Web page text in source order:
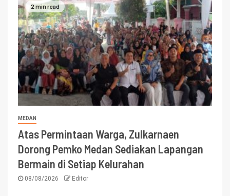
2 min read
MEDAN
Atas Permintaan Warga, Zulkarnaen
Dorong Pemko Medan Sediakan Lapangan
Bermain di Setiap Kelurahan
08/08/2026 Editor